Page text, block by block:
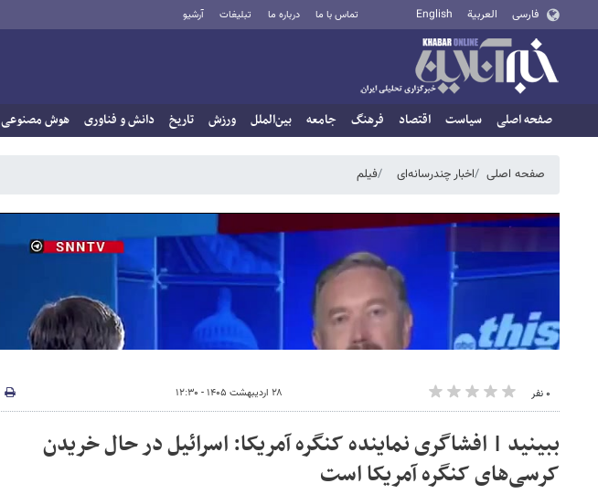
فارسی العربية English تماس با ما درباره ما تبلیغات آرشیو
صفحه اصلی سیاست اقتصاد فرهنگ جامعه بین‌الملل ورزش تاریخ دانش و فناوری هوش مصنوعی
صفحه اصلی اخبار چندرسانه‌ای فیلم
۰ نفر ۲۸ اردیبهشت ۱۴۰۵ - ۱۲:۳۰
ببینید | افشاگری نماینده کنگره آمریکا: اسرائیل در حال خریدن
کرسی‌های کنگره آمریکا است